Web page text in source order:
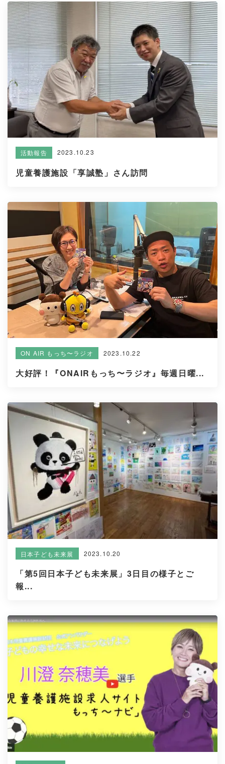
活動報告 2023.10.23
児童養護施設「享誠塾」さん訪問
ON AIR もっち〜ラジオ 2023.10.22
大好評！『ONAIRもっち〜ラジオ』毎週日曜...
日本子ども未来展 2023.10.20
「第5回日本子ども未来展」3日目の様子とご
報...